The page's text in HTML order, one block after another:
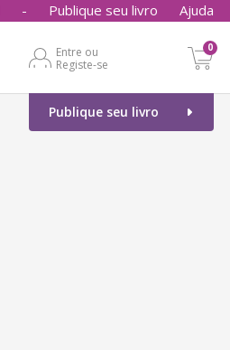
- Publique seu livro Ajuda
Entre ou
Registe-se
0
Publique seu livro